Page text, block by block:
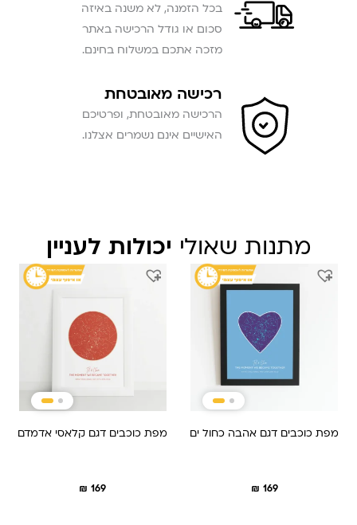
בכל הזמנה, לא משנה באיזה
סכום או גודל הרכישה באתר
מזכה אתכם במשלוח בחינם.
רכישה מאובטחת
הרכישה מאובטחת, ופרטיכם
האישיים אינם נשמרים אצלנו.
מתנות שאולי יכולות לעניין
מפת כוכבים דגם אהבה כחול ים
₪ 169
מפת כוכבים דגם קלאסי אדמדם
₪ 169